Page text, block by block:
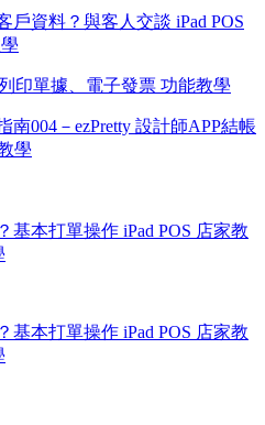
戶資料？與客人交談 iPad POS
南004－ezPretty 設計師APP結帳
學
基本打單操作 iPad POS 店家教
基本打單操作 iPad POS 店家教